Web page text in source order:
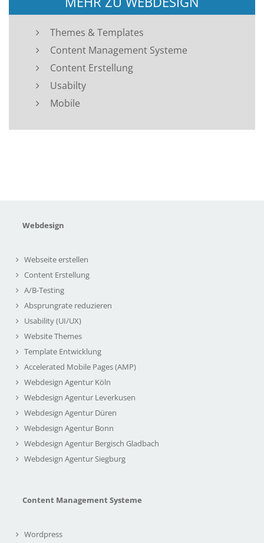
Themes & Templates
Content Management Systeme
Content Erstellung
Usabilty
Mobile
Webdesign
Webseite erstellen
Content Erstellung
A/B-Testing
Absprungrate reduzieren
Usability (UI/UX)
Website Themes
Template Entwicklung
Accelerated Mobile Pages (AMP)
Webdesign Agentur Köln
Webdesign Agentur Leverkusen
Webdesign Agentur Düren
Webdesign Agentur Bonn
Webdesign Agentur Bergisch Gladbach
Webdesign Agentur Siegburg
Content Management Systeme
Wordpress